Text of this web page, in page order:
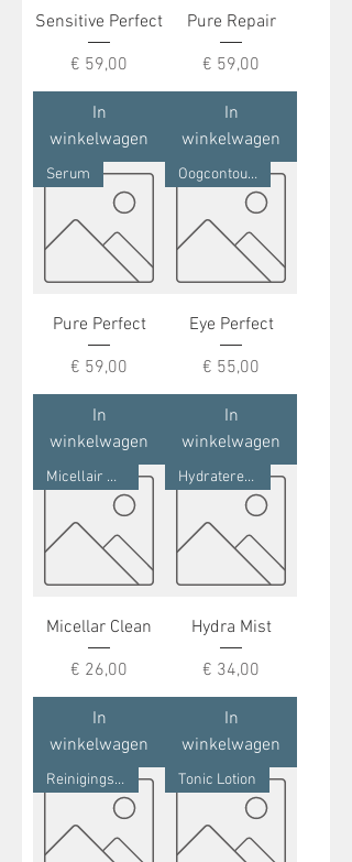
Sensitive Perfect
Prijs
€ 59,00
In
winkelwagen
Pure Repair
Prijs
€ 59,00
In
winkelwagen
Serum
Pure Perfect
Prijs
€ 59,00
In
winkelwagen
Oogcontour Serum
Eye Perfect
Prijs
€ 55,00
In
winkelwagen
Micellair Water
Micellar Clean
Prijs
€ 26,00
In
winkelwagen
Hydraterende Lotion
Hydra Mist
Prijs
€ 34,00
In
winkelwagen
Reinigingsmelk Tonic Lotion